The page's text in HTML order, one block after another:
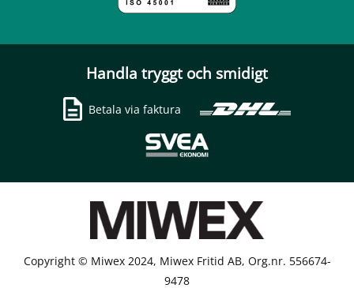
Handla tryggt och smidigt
Betala via faktura
Copyright © Miwex 2024, Miwex Fritid AB, Org.nr. 556674-
9478